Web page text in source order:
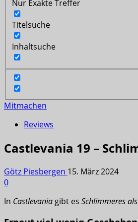
Nur Exakte Treffer
Titelsuche
Inhaltsuche
Mitmachen
Reviews
Castlevania 19 –
Götz Piesbergen 15. März 2024
0
In Castlevania gibt es Schlimmeres